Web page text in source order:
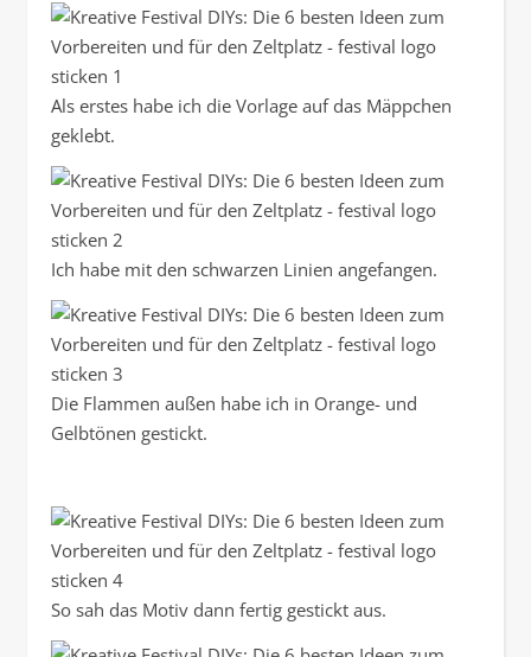
Als erstes habe ich die Vorlage auf das Mäppchen
geklebt.
Ich habe mit den schwarzen Linien angefangen.
Die Flammen außen habe ich in Orange- und
Gelbtönen gestickt.
So sah das Motiv dann fertig gestickt aus.